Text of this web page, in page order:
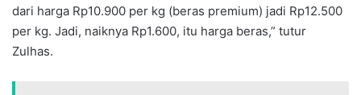
dari harga Rp10.900 per kg (beras premium) jadi Rp12.500
per kg. Jadi, naiknya Rp1.600, itu harga beras,” tutur
Zulhas.